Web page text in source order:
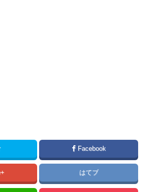
Facebook
はてブ